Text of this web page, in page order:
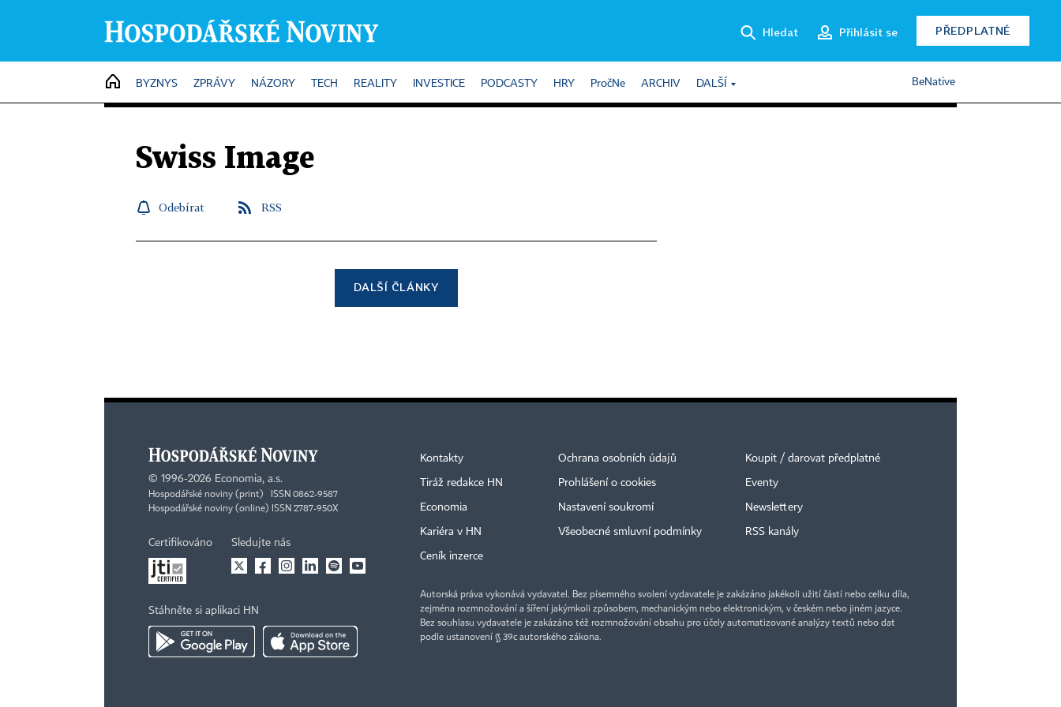
Hledat Přihlásit se PŘEDPLATNÉ
HOME
BYZNYS ZPRÁVY NÁZORY TECH REALITY INVESTICE PODCASTY HRY PročNe ARCHIV DALŠÍ BeNative
Swiss Image
Odebírat RSS
DALŠÍ ČLÁNKY
© 1996-2026 Economia, a.s.
Hospodářské noviny (print) ISSN 0862-9587
Hospodářské noviny (online) ISSN 2787-950X
Certifikováno Sledujte nás
Stáhněte si aplikaci HN
Kontakty
Tiráž redakce HN
Economia
Kariéra v HN
Ceník inzerce
Ochrana osobních údajů
Prohlášení o cookies
Nastavení soukromí
Všeobecné smluvní podmínky
Koupit / darovat předplatné
Eventy
Newslettery
RSS kanály
Autorská práva vykonává vydavatel. Bez písemného svolení vydavatele je zakázáno jakékoli užití částí nebo celku díla,
zejména rozmnožování a šíření jakýmkoli způsobem, mechanickým nebo elektronickým, v českém nebo jiném jazyce.
Bez souhlasu vydavatele je zakázáno též rozmnožování obsahu pro účely automatizované analýzy textů nebo dat
podle ustanovení § 39c autorského zákona.